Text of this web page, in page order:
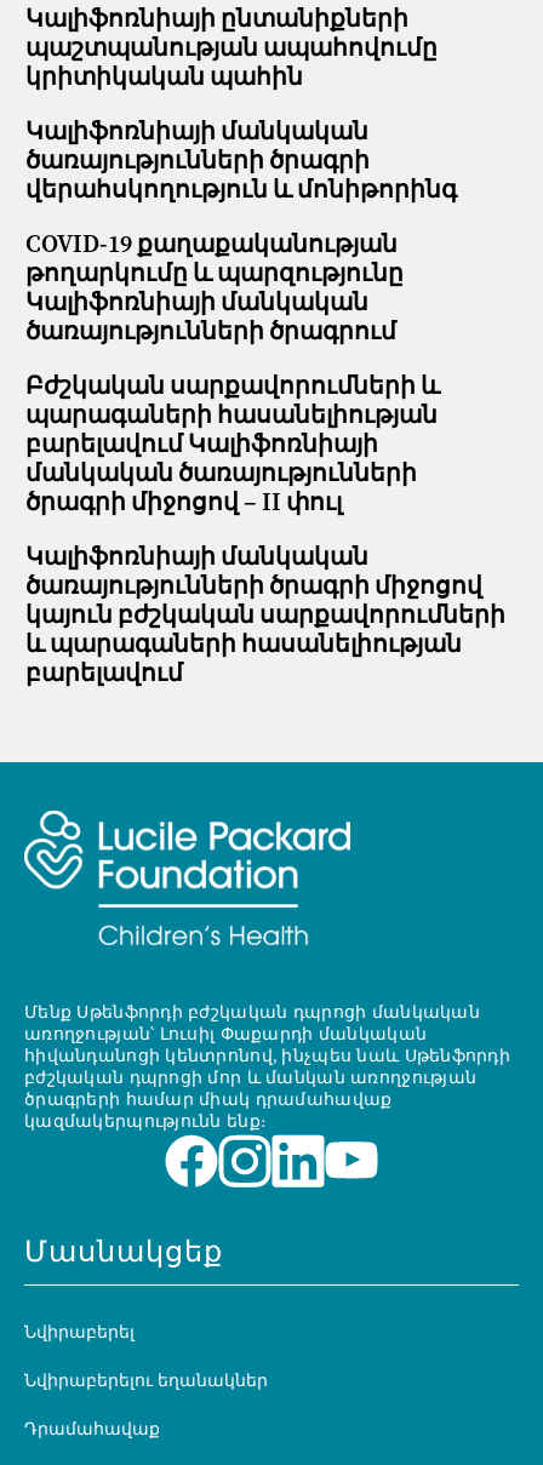
Կալիֆոռնիայի ընտանիքների
պաշտպանության ապահովումը
կրիտիկական պահին
Կալիֆոռնիայի մանկական
ծառայությունների ծրագրի
վերահսկողություն և մոնիթորինգ
COVID-19 քաղաքականության
թողարկումը և պարզությունը
Կալիֆոռնիայի մանկական
ծառայությունների ծրագրում
Բժշկական սարքավորումների և
պարագաների հասանելիության
բարելավում Կալիֆոռնիայի
մանկական ծառայությունների
ծրագրի միջոցով – II փուլ
Կալիֆոռնիայի մանկական
ծառայությունների ծրագրի միջոցով
կայուն բժշկական սարքավորումների
և պարագաների հասանելիության
բարելավում
Մենք Սթենֆորդի բժշկական դպրոցի մանկական
առողջության՝ Լուսիլ Փաքարդի մանկական
հիվանդանոցի կենտրոնով, ինչպես նաև Սթենֆորդի
բժշկական դպրոցի մոր և մանկան առողջության
ծրագրերի համար միակ դրամահավաք
կազմակերպությունն ենք։
Մասնակցեք
Նվիրաբերել
Նվիրաբերելու եղանակներ
Դրամահավաք